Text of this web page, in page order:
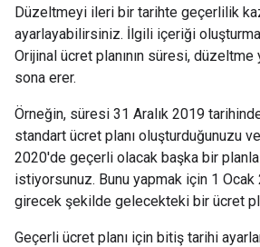
Düzeltmeyi ileri bir tarihte geçerlilik
ayarlayabilirsiniz. İlgili içeriği
Orijinal ücret planının süresi,
sona erer.
Örneğin, süresi 31 Aralık 2019
standart ücret planı oluşturduğunuzu
2020'de geçerli olacak başka bir
istiyorsunuz. Bunu yapmak için 1
girecek şekilde gelecekteki bir ücret
Geçerli ücret planı için bitiş tarihi